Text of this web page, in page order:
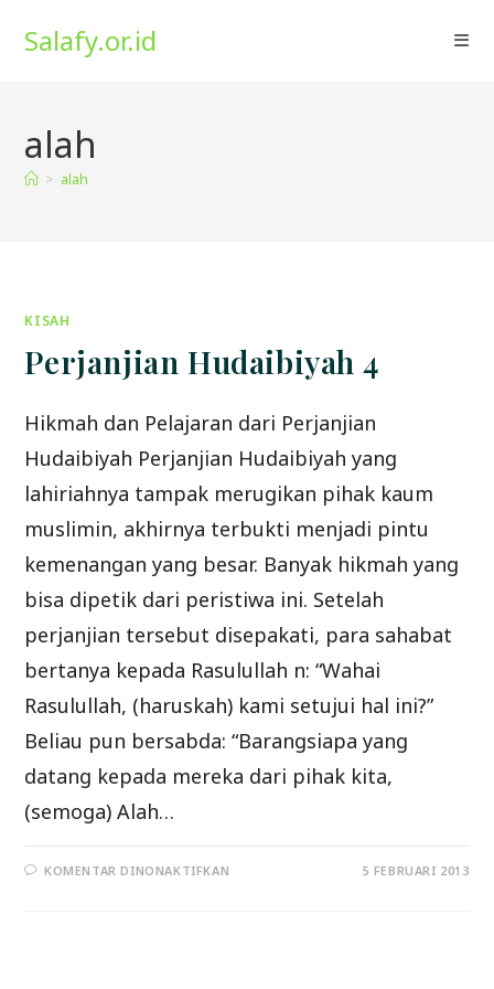
Salafy.or.id
alah
> alah
KISAH
Perjanjian Hudaibiyah 4
Hikmah dan Pelajaran dari Perjanjian
Hudaibiyah Perjanjian Hudaibiyah yang
lahiriahnya tampak merugikan pihak kaum
muslimin, akhirnya terbukti menjadi pintu
kemenangan yang besar. Banyak hikmah yang
bisa dipetik dari peristiwa ini. Setelah
perjanjian tersebut disepakati, para sahabat
bertanya kepada Rasulullah n: “Wahai
Rasulullah, (haruskah) kami setujui hal ini?”
Beliau pun bersabda: “Barangsiapa yang
datang kepada mereka dari pihak kita,
(semoga) Alah…
KOMENTAR DINONAKTIFKAN 5 FEBRUARI 2013